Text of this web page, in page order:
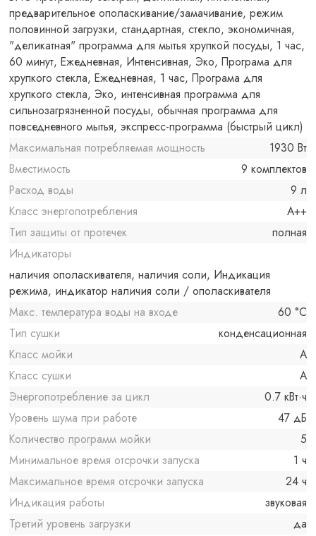
предварительное ополаскивание/замачивание, режим
половинной загрузки, стандартная, стекло, экономичная,
"деликатная" программа для мытья хрупкой посуды, 1 час,
60 минут, Ежедневная, Интенсивная, Эко, Програма для
хрупкого стекла, Ежедневная, 1 час, Програма для
хрупкого стекла, Эко, интенсивная программа для
сильнозагрязненной посуды, обычная программа для
повседневного мытья, экспресс-программа (быстрый цикл)
Максимальная потребляемая мощность
1930 Вт
Вместимость
9 комплектов
Расход воды
9 л
Класс энергопотребления
A++
Тип защиты от протечек
полная
Индикаторы
наличия ополаскивателя, наличия соли, Индикация
режима, индикатор наличия соли / ополаскивателя
Макс. температура воды на входе
60 °C
Тип сушки
конденсационная
Класс мойки
A
Класс сушки
A
Энергопотребление за цикл
0.7 кВт·ч
Уровень шума при работе
47 дБ
Количество программ мойки
5
Минимальное время отсрочки запуска
1 ч
Максимальное время отсрочки запуска
24 ч
Индикация работы
звуковая
Третий уровень загрузки
да